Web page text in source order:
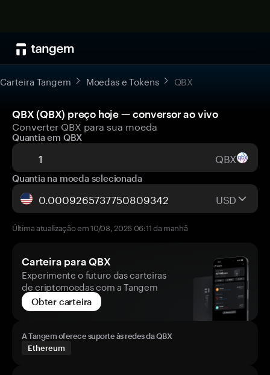
Carteira Tangem Moedas e Tokens QBX
QBX (QBX) preço hoje — conversor ao vivo
Converter QBX para sua moeda
Quantia em QBX
QBX
Quantia na moeda selecionada
USD
Última atualização em 10/08, 2026 06:11 da manhã
Carteira para QBX
Experimente o futuro das carteiras
de criptomoedas com a Tangem
Obter carteira
A Tangem oferece suporte às redes da QBX
Ethereum